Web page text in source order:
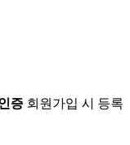
증 회원가입 시 등록